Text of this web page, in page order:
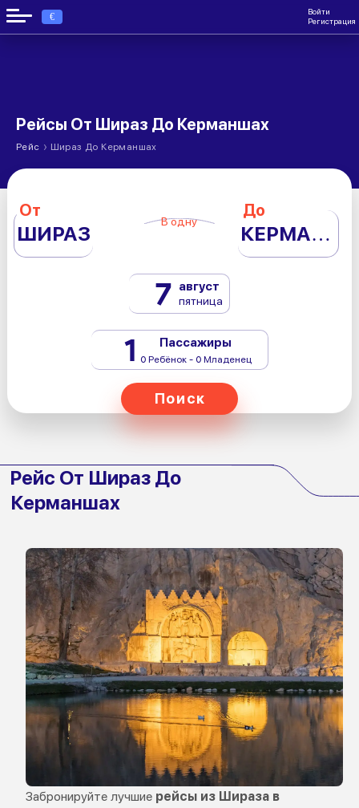
€
Войти
Регистрация
Рейсы От Шираз До Керманшах
Рейс › Шираз До Керманшах
От
ШИРАЗ В одну
До
КЕРМАНШАХ
7 август
пятница
1 Пассажиры
0 Ребёнок - 0 Младенец
Поиск
Рейс От Шираз До
Керманшах
Забронируйте лучшие рейсы из Шираза в